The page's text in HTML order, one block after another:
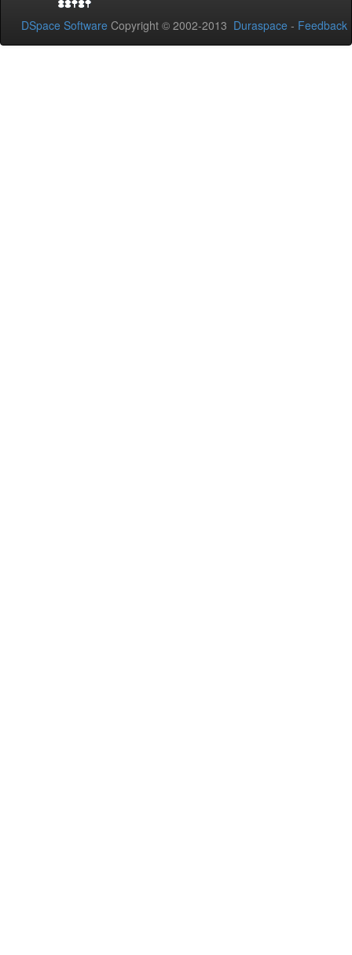
DSpace Software Copyright © 2002-2013 Duraspace - Feedback